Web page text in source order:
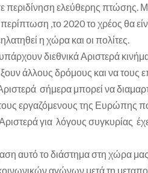
περιδίνηση ελεύθερης πτώσης.
περίπτωση ,το 2020 το χρέος θα
η χώρα και οι πολίτες.
διεθνικά Αριστερά
άλλους δρόμους και να τους
σήμερα μπορεί να
εργαζόμενους της Ευρώπης
για λόγους συγκυρίας
αυτό το διάστημα στη χώρα
αγώνων μετά τη